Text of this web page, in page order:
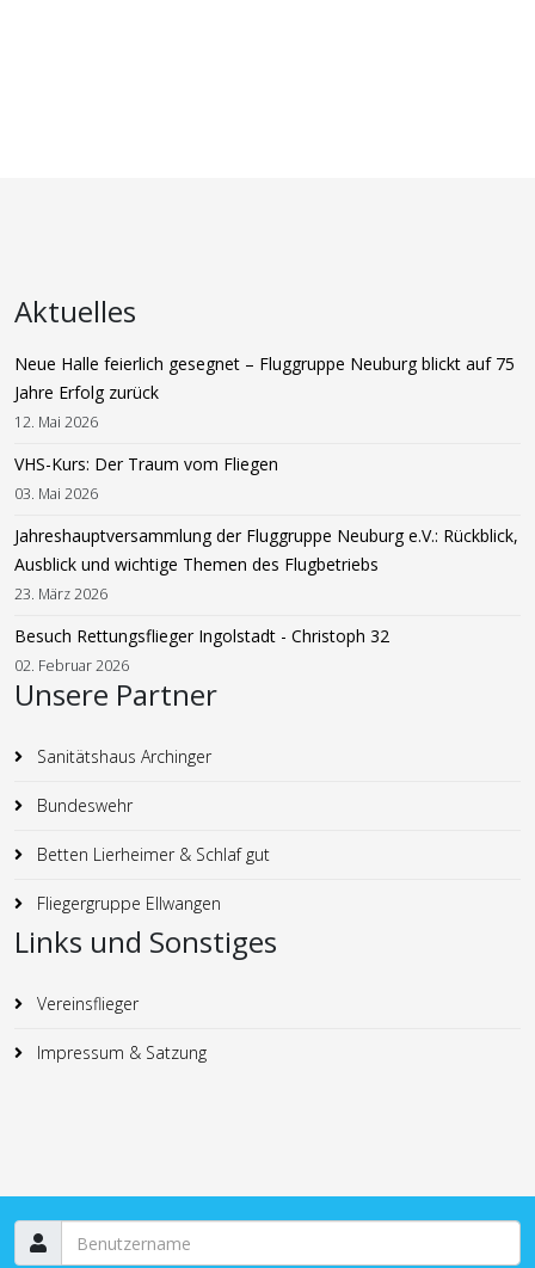
Aktuelles
Neue Halle feierlich gesegnet – Fluggruppe Neuburg blickt auf 75
Jahre Erfolg zurück
12. Mai 2026
VHS-Kurs: Der Traum vom Fliegen
03. Mai 2026
Jahreshauptversammlung der Fluggruppe Neuburg e.V.: Rückblick,
Ausblick und wichtige Themen des Flugbetriebs
23. März 2026
Besuch Rettungsflieger Ingolstadt - Christoph 32
02. Februar 2026
Unsere Partner
Sanitätshaus Archinger
Bundeswehr
Betten Lierheimer & Schlaf gut
Fliegergruppe Ellwangen
Links und Sonstiges
Vereinsflieger
Impressum & Satzung